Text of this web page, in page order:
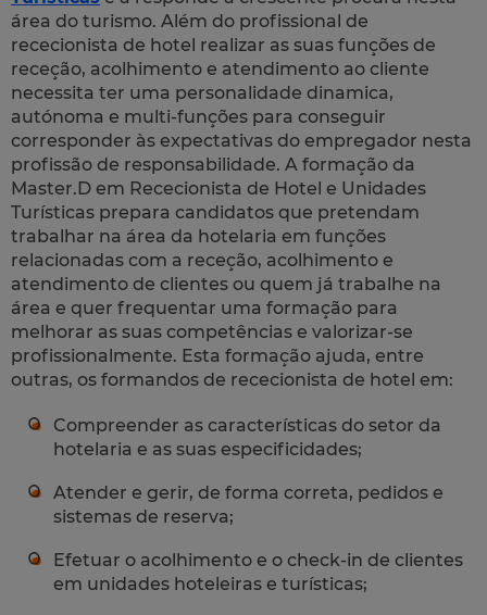
área do turismo. Além do profissional de
rececionista de hotel realizar as suas funções de
receção, acolhimento e atendimento ao cliente
necessita ter uma personalidade dinamica,
autónoma e multi-funções para conseguir
corresponder às expectativas do empregador nesta
profissão de responsabilidade. A formação da
Master.D em Rececionista de Hotel e Unidades
Turísticas prepara candidatos que pretendam
trabalhar na área da hotelaria em funções
relacionadas com a receção, acolhimento e
atendimento de clientes ou quem já trabalhe na
área e quer frequentar uma formação para
melhorar as suas competências e valorizar-se
profissionalmente. Esta formação ajuda, entre
outras, os formandos de rececionista de hotel em:
Compreender as características do setor da
hotelaria e as suas especificidades;
Atender e gerir, de forma correta, pedidos e
sistemas de reserva;
Efetuar o acolhimento e o check-in de clientes
em unidades hoteleiras e turísticas;